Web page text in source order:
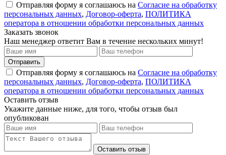
Отправляя форму я соглашаюсь на Согласие на обработку
персональных данных, Договор-оферта, ПОЛИТИКА
оператора в отношении обработки персональных данных
Заказать звонок
Наш менеджер ответит Вам в течение нескольких минут!
Отправить
Отправляя форму я соглашаюсь на Согласие на обработку
персональных данных, Договор-оферта, ПОЛИТИКА
оператора в отношении обработки персональных данных
Оставить отзыв
Укажите данные ниже, для того, чтобы отзыв был
опубликован
Оставить отзыв